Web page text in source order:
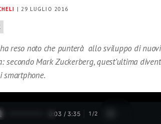
| 29 LUGLIO 2016
ha reso noto che punterà allo sviluppo di
secondo Mark Zuckerberg, quest’ultima
smartphone.
0:04 / 3:35 1 /2